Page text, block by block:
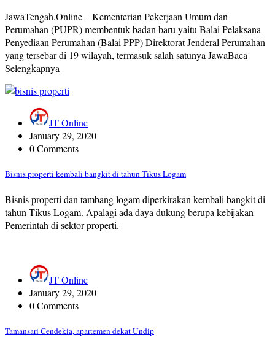
JawaTengah.Online – Kementerian Pekerjaan Umum dan
Perumahan (PUPR) membentuk badan baru yaitu Balai Pelaksana
Penyediaan Perumahan (Balai PPP) Direktorat Jenderal Perumahan
yang tersebar di 19 wilayah, termasuk salah satunya JawaBaca
Selengkapnya
JT Online
January 29, 2020
0 Comments
Bisnis properti kembali bangkit di tahun Tikus Logam
Bisnis properti dan tambang logam diperkirakan kembali bangkit di
tahun Tikus Logam. Apalagi ada daya dukung berupa kebijakan
Pemerintah di sektor properti.
JT Online
January 29, 2020
0 Comments
Tamansari Cendekia, apartemen dekat Undip